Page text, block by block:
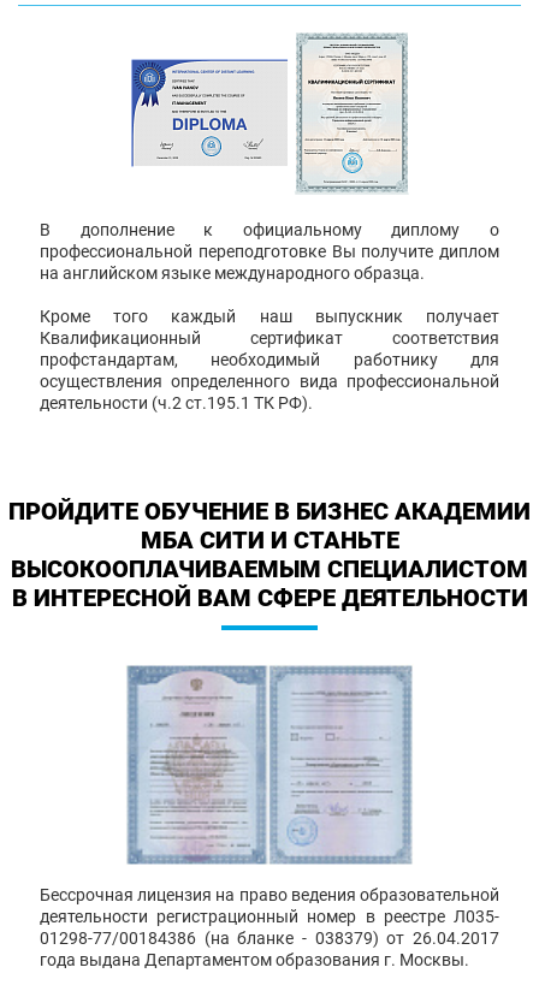
В дополнение к официальному диплому о
профессиональной переподготовке Вы получите диплом
на английском языке международного образца.
Кроме того каждый наш выпускник получает
Квалификационный сертификат соответствия
профстандартам, необходимый работнику для
осуществления определенного вида профессиональной
деятельности (ч.2 ст.195.1 ТК РФ).
ПРОЙДИТЕ ОБУЧЕНИЕ В БИЗНЕС АКАДЕМИИ
МБА СИТИ И СТАНЬТЕ
ВЫСОКООПЛАЧИВАЕМЫМ СПЕЦИАЛИСТОМ
В ИНТЕРЕСНОЙ ВАМ СФЕРЕ ДЕЯТЕЛЬНОСТИ
Бессрочная лицензия на право ведения образовательной
деятельности регистрационный номер в реестре Л035-
01298-77/00184386 (на бланке - 038379) от 26.04.2017
года выдана Департаментом образования г. Москвы.